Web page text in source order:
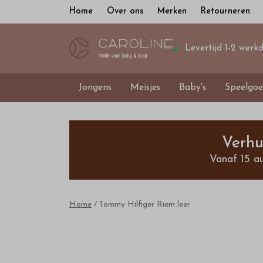
Home Over ons Merken Retourneren
Levertijd 1-2
Jongens Meisjes Baby's
Tommy
Riem
Vanaf 15
Home Tommy Hilfiger Riem leer